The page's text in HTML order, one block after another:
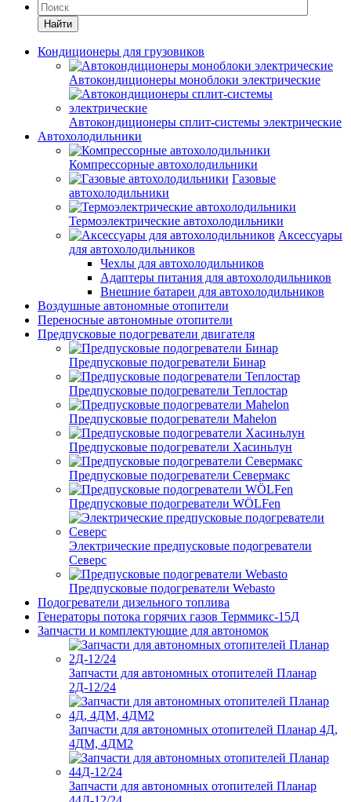
Найти
Кондиционеры для грузовиков
Автокондиционеры моноблоки электрические
Автокондиционеры сплит-системы электрические
Автохолодильники
Компрессорные автохолодильники
Газовые
автохолодильники
Термоэлектрические автохолодильники
Аксессуары
для автохолодильников
Чехлы для автохолодильников
Адаптеры питания для автохолодильников
Внешние батареи для автохолодильников
Воздушные автономные отопители
Переносные автономные отопители
Предпусковые подогреватели двигателя
Предпусковые подогреватели Бинар
Предпусковые подогреватели Теплостар
Предпусковые подогреватели Mahelon
Предпусковые подогреватели Хасиньлун
Предпусковые подогреватели Севермакс
Предпусковые подогреватели WÖLFen
Электрические предпусковые подогреватели
Северс
Предпусковые подогреватели Webasto
Подогреватели дизельного топлива
Генераторы потока горячих газов Терммикс-15Д
Запчасти и комплектующие для автономок
Запчасти для автономных отопителей Планар
2Д-12/24
Запчасти для автономных отопителей Планар 4Д,
4ДМ, 4ДМ2
Запчасти для автономных отопителей Планар